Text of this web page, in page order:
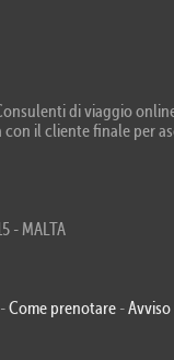
di viaggio
con il cliente finale per
- MALTA
-Come prenotare -